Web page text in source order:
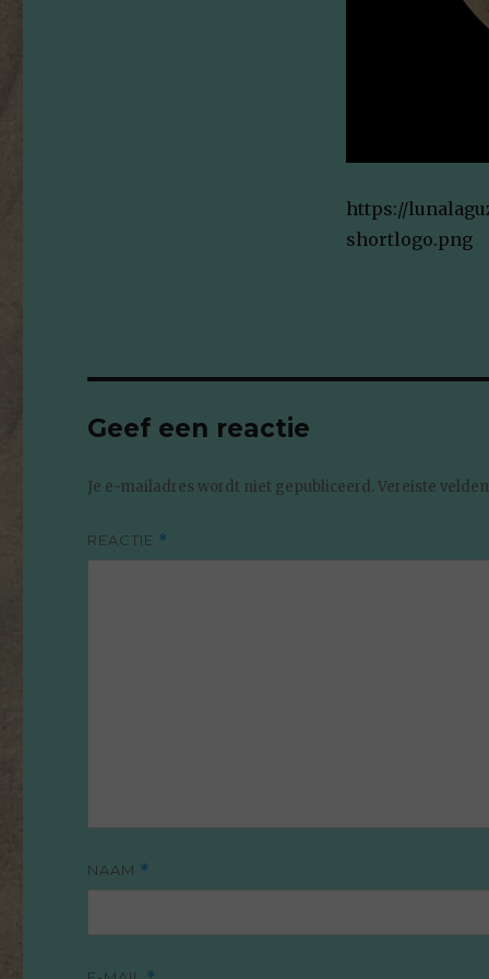
https://
shortlogo.png
Geef een reactie
Je e-mailadres wordt niet gepubliceerd. Vereiste
REACTIE *
NAAM *